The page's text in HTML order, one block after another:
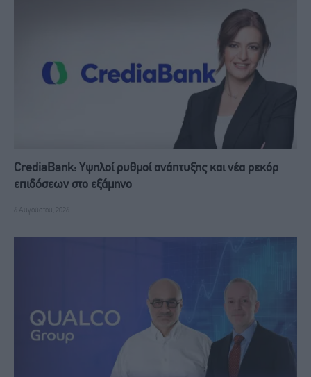
CrediaBank: Υψηλοί ρυθμοί ανάπτυξης και νέα ρεκόρ
επιδόσεων στο εξάμηνο
6 Αυγούστου, 2026